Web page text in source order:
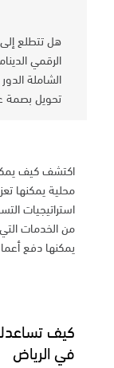
هل تتطلع
الرقمي
الشاملة
تحويل بصمة
اكتشف كيف
محلية يمكنها
استراتيجيات
من الخدمات
يمكنها دفع
كيف
في الرياض